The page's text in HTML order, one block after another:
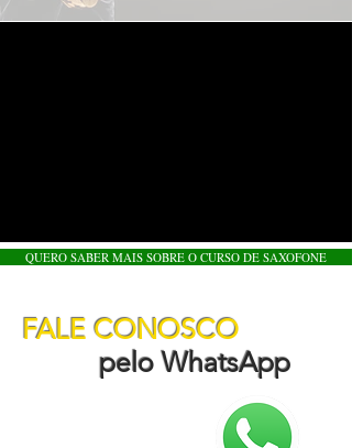
QUERO SABER MAIS SOBRE O CURSO DE SAXOFONE
FALE CONOSCO
pelo WhatsApp